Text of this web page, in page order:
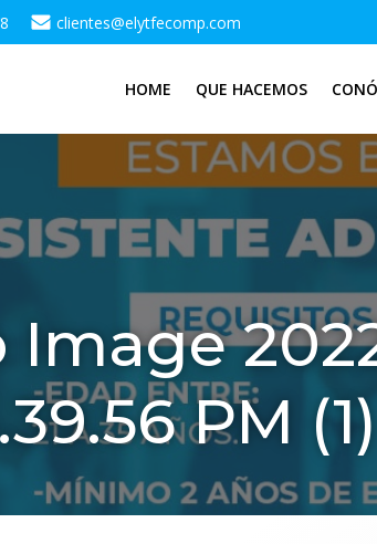
clientes@elytfecomp.com
HOME QUE HACEMOS
PM (1)